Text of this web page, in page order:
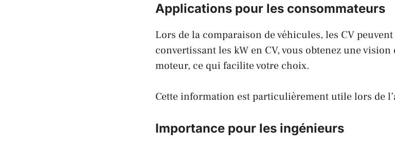
Applications pour les consommateurs
Lors de la comparaison de véhicules, les CV
convertissant les kW en CV, vous obtenez une
moteur, ce qui facilite votre choix.
Cette information est particulièrement utile lors de
Importance pour les ingénieurs